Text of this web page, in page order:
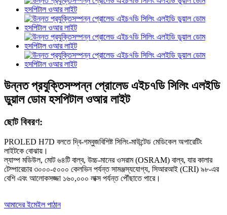
উন্নত প্রযুক্তিসম্পন্ন প্রোলেড এইচ৭ডি সিলিং এলইডি
ডুয়াল ডোম হসপিটাল ওআর লাইট
ছোট বিবরণ:
PROLED H7D বলতে দ্বি-গম্বুজবিশিষ্ট সিলিং-মাউন্টেড মেডিকেল অপারেটিং
লাইটকে বোঝায়।
ল্যাম্প মডিউল, মোট ৬৪টি বাল্ব, উচ্চ-মানের ওসরাম (OSRAM) বাল্ব, যার কালার
টেম্পারেচার ৩০০০-৫০০০ কেলভিন পর্যন্ত সামঞ্জস্যযোগ্য, সিআরআই (CRI) ৯৮-এর
বেশি এবং আলোকসজ্জা ১৬০,০০০ লাক্স পর্যন্ত পৌঁছাতে পারে।
আমাদের ইমেইল পাঠান